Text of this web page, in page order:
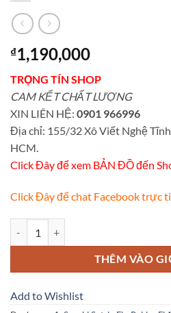
₫1,190,000
TRỌNG TÍN SHOP
CAM KẾT CHẤT LƯỢNG
XIN LIÊN HỆ: 0901 966996
Địa chỉ: 155/32 Xô Viết Nghệ
HCM.
Click Đây để xem BẢN ĐỒ đến
Click Đây để chat Facebook trực
THÊM VÀO
Add to Wishlist